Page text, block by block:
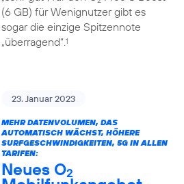
(6 GB) für Wenignutzer gibt es
sogar die einzige Spitzennote
„überragend“.1
23. Januar 2023
MEHR DATENVOLUMEN, DAS
AUTOMATISCH WÄCHST, HÖHERE
SURFGESCHWINDIGKEITEN, 5G IN ALLEN
TARIFEN:
Neues O2